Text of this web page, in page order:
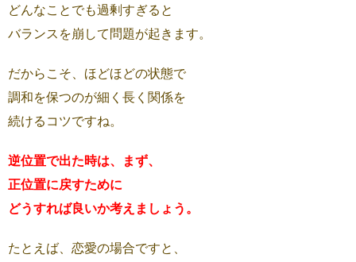
どんなことでも過剰すぎると
バランスを崩して問題が起きます。
だからこそ、ほどほどの状態で
調和を保つのが細く長く関係を
続けるコツですね。
逆位置で出た時は、まず、
正位置に戻すために
どうすれば良いか考えましょう。
たとえば、恋愛の場合ですと、